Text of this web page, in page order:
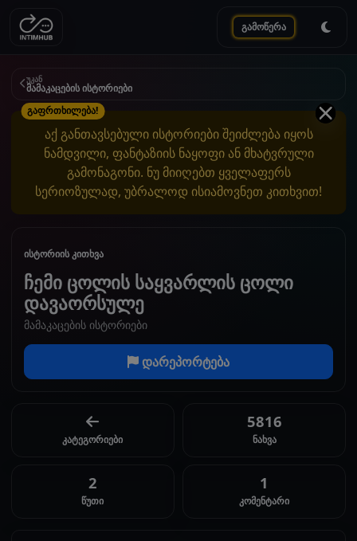
გამოწერა
უკან
მამაკაცების ისტორიები
გაფრთხილება!
აქ განთავსებული ისტორიები შეიძლება იყოს
ნამდვილი, ფანტაზიის ნაყოფი ან მხატვრული
გამონაგონი. ნუ მიიღებთ ყველაფერს
სერიოზულად, უბრალოდ ისიამოვნეთ კითხვით!
ისტორიის კითხვა
ჩემი ცოლის საყვარლის ცოლი
დავაორსულე
მამაკაცების ისტორიები
დარეპორტება
კატეგორიები
5816
ნახვა
2
წუთი
1
კომენტარი